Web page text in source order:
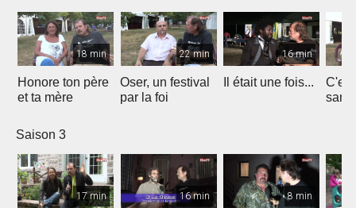
18 min
Honore ton père
et ta mère
22 min
Oser, un festival
par la foi
16 min
Il était une fois...
Saison 3
17 min 16 min 8 min